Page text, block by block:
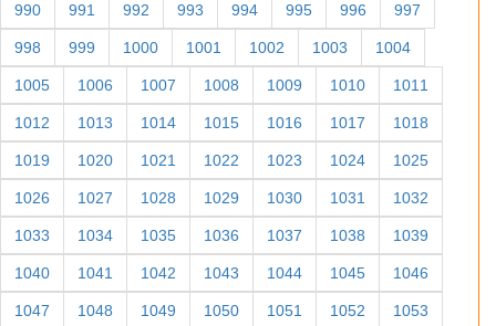
990 991 992 993 994 995 996 997
998 999 1000 1001 1002 1003 1004
1005 1006 1007 1008 1009 1010 1011
1012 1013 1014 1015 1016 1017 1018
1019 1020 1021 1022 1023 1024 1025
1026 1027 1028 1029 1030 1031 1032
1033 1034 1035 1036 1037 1038 1039
1040 1041 1042 1043 1044 1045 1046
1047 1048 1049 1050 1051 1052 1053